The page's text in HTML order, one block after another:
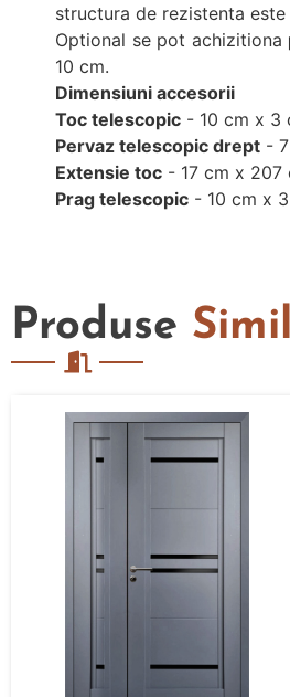
structura de rezistenta
Optional se pot achizitiona
10 cm.
Dimensiuni accesorii
Toc telescopic - 10 cm x 3
Pervaz telescopic drept -
Extensie toc - 17 cm x 207
Prag telescopic - 10 cm x
Produse